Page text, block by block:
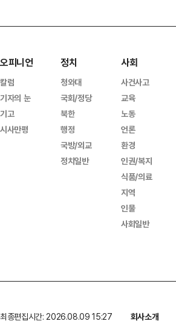
오피니언
칼럼
기자의 눈
기고
시사만평
정치
청와대
국회/정당
북한
행정
국방/외교
정치일반
사회
사건사고
교육
노동
언론
환경
인권/복지
식품/의료
지역
인물
사회일반
최종편집시간: 2026.08.09 15:27 회사소개